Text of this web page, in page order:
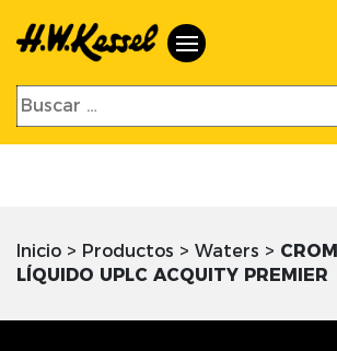
Inicio > Productos > Waters >
LÍQUIDO UPLC ACQUITY PREMIER